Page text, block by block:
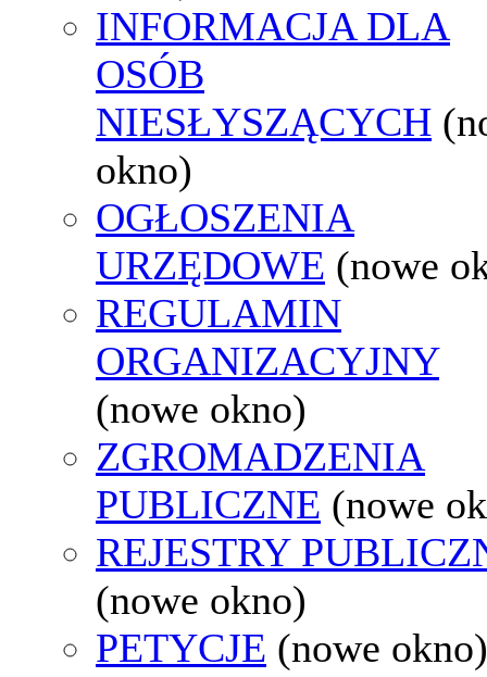
INFORMACJA DLA
OSÓB
NIESŁYSZĄCYCH
okno)
OGŁOSZENIA
URZĘDOWE (nowe
REGULAMIN
ORGANIZACYJNY
(nowe okno)
ZGROMADZENIA
PUBLICZNE (nowe
REJESTRY
(nowe okno)
PETYCJE (nowe okno)